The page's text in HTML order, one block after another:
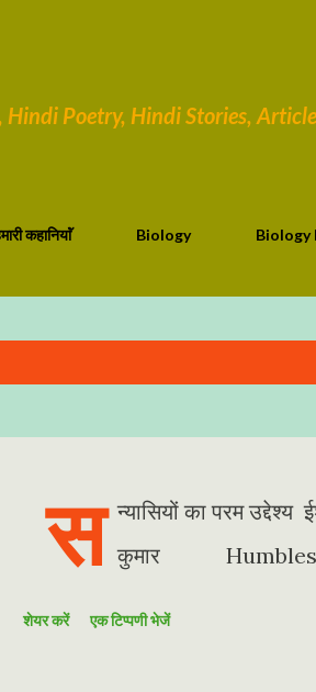
Poetry, Hindi Stories,
कहानियाॅं Biology Biology
स न्यासियों का परम
कुमार
शेयर करें एक टिप्पणी भेजें